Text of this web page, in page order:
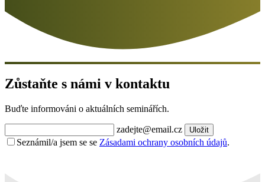
Zůstaňte s námi v kontaktu
Buďte informováni o aktuálních seminářích.
zadejte@email.cz Uložit
Seznámil/a jsem se se Zásadami ochrany osobních údajů.